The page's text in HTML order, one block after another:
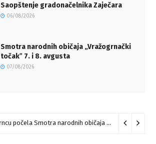
Saopštenje gradonačelnika Zaječara
06/08/2026
Smotra narodnih običaja „Vražogrnački
točakˮ 7. i 8. avgusta
07/08/2026
U Vražogrncu počela Smotra narodnih običaja „Vražogrnački točak“